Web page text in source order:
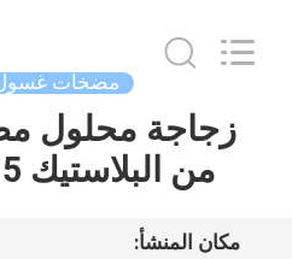
المنزل
PRODUCTS
MANUFACTORY
مضخات غسول
زجاجة محلول
من البلاستيك ODM 24/415
مكان المنشأ: